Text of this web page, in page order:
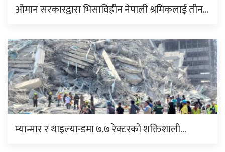
ओमान सरकारद्वारा भिसाविहीन नेपाली श्रमिकलाई तीन…
म्यान्मार र थाइल्यान्डमा ७.७ रेक्टरको शक्तिशाली…